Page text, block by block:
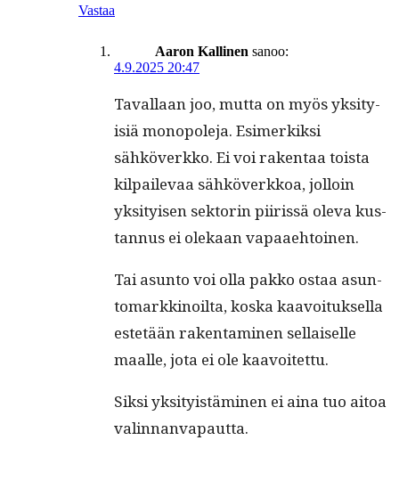
Vastaa
Aaron Kallinen sanoo:
4.9.2025 20:47
Taval­laan joo, mut­ta on myös yksi­ty­
isiä monopole­ja. Esimerkik­si
sähköverkko. Ei voi rak­en­taa toista
kil­pail­e­vaa sähköverkkoa, jol­loin
yksi­tyisen sek­torin piiris­sä ole­va kus­
tan­nus ei olekaan vapaaehtoinen.
Tai asun­to voi olla pakko ostaa asun­
tomarkki­noil­ta, kos­ka kaavoituk­sel­la
estetään rak­en­t­a­mi­nen sel­l­aiselle
maalle, jota ei ole kaavoitettu.
Sik­si yksi­ty­istämi­nen ei aina tuo aitoa
valinnanvapautta.